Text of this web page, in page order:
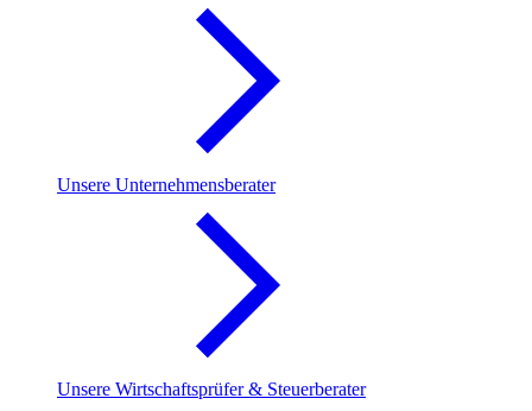
Unsere Unternehmensberater
Unsere Wirtschaftsprüfer & Steuerberater